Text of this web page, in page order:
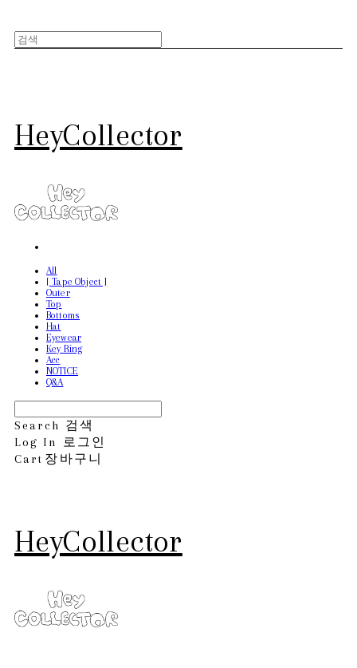
HeyCollector
All
[ Tape Object ]
Outer
Top
Bottoms
Hat
Eyewear
Key Ring
Acc
NOTICE
Q&A
Search 검색
Log In
로그인
Cart 장바구니
HeyCollector